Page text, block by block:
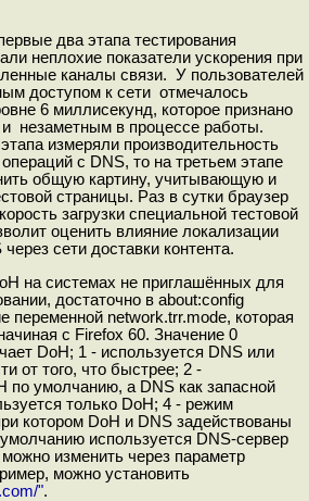
два этапа тестирования
неплохие показатели ускорения при
каналы связи. У пользователей
доступом к сети отмечалось
6 миллисекунд, которое признано
незаметным в процессе работы.
измеряли производительность
с DNS, то на третьем этапе
общую картину, учитывающую и
страницы. Раз в сутки браузер
загрузки специальной тестовой
оценить влияние локализации
сети доставки контента.
на системах не приглашённых для
достаточно в about:config
переменной network.trr.mode, которая
с Firefox 60. Значение 0
DoH; 1 - используется DNS или
от того, что быстрее; 2 -
по умолчанию, а DNS как запасной
только DoH; 4 - режим
котором DoH и DNS задействованы
используется DNS-сервер
изменить через параметр
можно установить
".